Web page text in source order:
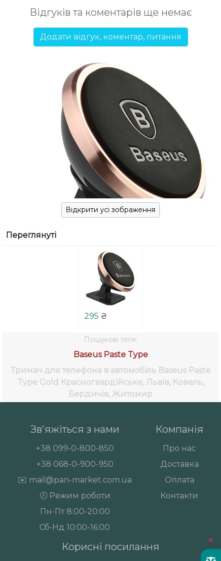
×
Відгуків та коментарів ще немає
Додати відгук, коментар, питання
Відкрити усі зображення
Переглянуті
295 ₴
Пошукові теги:
Baseus Paste Type
Тримач для телефона в автомобіль Baseus Paste
Type Gold Красногвардійське, Львів, Ковель,
Бердичів, Житомир
Зв'яжіться з нами
+38 099-0-800-850
+38 068-0-900-950
✉️ mail@pan-market.com.ua
🕗 Режим роботи
Пн-Пт 8:00-20:00
Сб-Нд 10:00-16:00
Компанія
Про нас
Доставка
Оплата
Контакти
Корисні посилання